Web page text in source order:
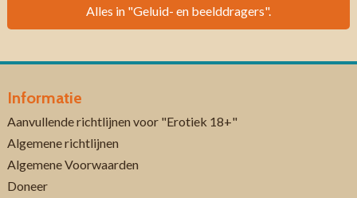
Alles in "Geluid- en beelddragers".
Informatie
Aanvullende richtlijnen voor "Erotiek 18+"
Algemene richtlijnen
Algemene Voorwaarden
Doneer